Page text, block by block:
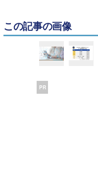
この記事の画像
PR